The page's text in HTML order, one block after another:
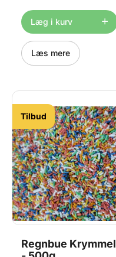
mere. Skal opbevares lufttæt
efter åbning, da det ellers
klumper. Indhold: 20 gram
Føres også i 100g og 500g
portioner
Læg i kurv
Læs mere
Tilbud
Regnbue Krymmel